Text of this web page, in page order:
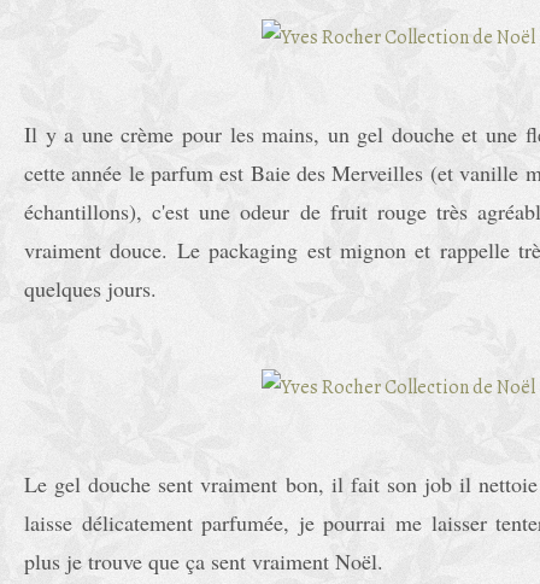
Il y a une crème pour les mains, un gel douche et une
cette année le parfum est Baie des Merveilles (et vanille
échantillons), c'est une odeur de fruit rouge très
vraiment douce. Le packaging est mignon et rappelle
quelques jours.
Le gel douche sent vraiment bon, il fait son job il nettoie
laisse délicatement parfumée, je pourrai me laisser
plus je trouve que ça sent vraiment Noël.